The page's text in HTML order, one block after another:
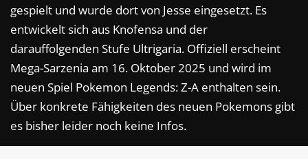
gespielt und wurde dort von Jesse eingesetzt. Es
entwickelt sich aus Knofensa und der
darauffolgenden Stufe Ultrigaria. Offiziell erscheint
Mega-Sarzenia am 16. Oktober 2025 und wird im
neuen Spiel Pokemon Legends: Z-A enthalten sein.
Über konkrete Fähigkeiten des neuen Pokemons gibt
es bisher leider noch keine Infos.